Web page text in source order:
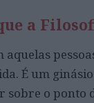
a
aquelas
É um
sobre o ponto